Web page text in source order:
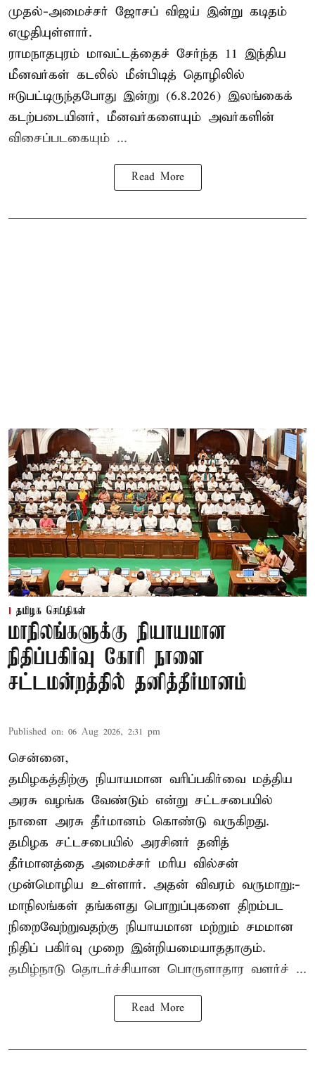
முதல்-அமைச்சர் ஜோசப் விஜய் இன்று கடிதம்
எழுதியுள்ளார்.
ராமநாதபுரம் மாவட்டத்தைச் சேர்ந்த 11 இந்திய
மீனவர்கள் கடலில் மீன்பிடித் தொழிலில்
ஈடுபட்டிருந்தபோது இன்று (6.8.2026) இலங்கைக்
கடற்படையினர், மீனவர்களையும் அவர்களின்
விசைப்படகையும் ...
Read More
தமிழக செய்திகள்
மாநிலங்களுக்கு நியாயமான
நிதிப்பகிர்வு கோரி நாளை
சட்டமன்றத்தில் தனித்தீர்மானம்
Published on: 06 Aug 2026, 2:31 pm
சென்னை,
தமிழகத்திற்கு நியாயமான வரிப்பகிர்வை மத்திய
அரசு வழங்க வேண்டும் என்று சட்டசபையில்
நாளை அரசு தீர்மானம் கொண்டு வருகிறது.
தமிழக சட்டசபையில் அரசினர் தனித்
தீர்மானத்தை அமைச்சர் மரிய வில்சன்
முன்மொழிய உள்ளார். அதன் விவரம் வருமாறு:-
மாநிலங்கள் தங்களது பொறுப்புகளை திறம்பட
நிறைவேற்றுவதற்கு நியாயமான மற்றும் சமமான
நிதிப் பகிர்வு முறை இன்றியமையாததாகும்.
தமிழ்நாடு தொடர்ச்சியான பொருளாதார வளர்ச் ...
Read More